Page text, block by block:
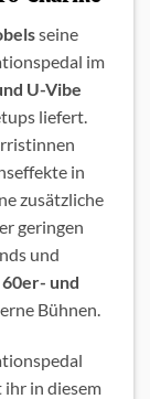
seine
im
U-Vibe
liefert.
in
zusätzliche
geringen
und
und
Bühnen.
in diesem